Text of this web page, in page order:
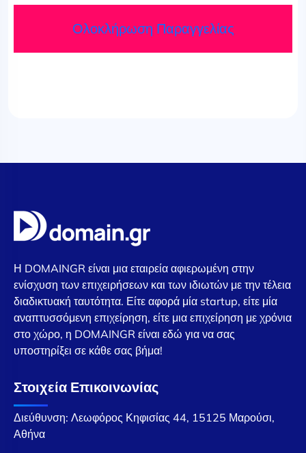
Ολοκλήρωση Παραγγελίας
Η DOMAINGR είναι μια εταιρεία αφιερωμένη στην
ενίσχυση των επιχειρήσεων και των ιδιωτών με την τέλεια
διαδικτυακή ταυτότητα. Είτε αφορά μία startup, είτε μία
αναπτυσσόμενη επιχείρηση, είτε μια επιχείρηση με χρόνια
στο χώρο, η DOMAINGR είναι εδώ για να σας
υποστηρίξει σε κάθε σας βήμα!
Στοιχεία Επικοινωνίας
Διεύθυνση: Λεωφόρος Κηφισίας 44, 15125 Μαρούσι,
Αθήνα